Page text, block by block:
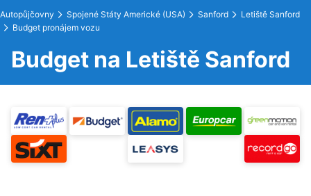
Autopůjčovny Spojené Státy Americké (USA) Sanford
Letiště Sanford
Budget pronájem vozu
Budget na Letiště Sanford